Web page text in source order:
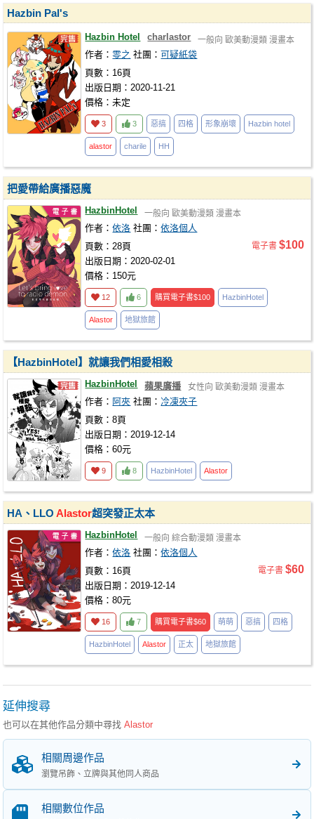
Hazbin Pal's
Hazbin Hotel charlastor 一般向 歐美動漫類 漫畫本
作者：零之 社團：可疑紙袋
頁數：16頁
出版日期：2020-11-21
價格：未定
3 3 惡搞 四格 形象崩壞 Hazbin hotel
alastor charile HH
把愛帶給廣播惡魔
HazbinHotel 一般向 歐美動漫類 漫畫本
作者：依洛 社團：依洛個人
頁數：28頁
出版日期：2020-02-01
價格：150元
電子書 $100
12 6 購買電子書$100 HazbinHotel
Alastor 地獄旅館
【HazbinHotel】就讓我們相愛相殺
HazbinHotel 蘋果廣播 女性向 歐美動漫類 漫畫本
作者： 阿夾 社團： 冷凍夾子
頁數：8頁
出版日期：2019-12-14
價格：60元
9 8 HazbinHotel Alastor
HA、LLOAlastor超突發正太本
HazbinHotel 一般向 綜合動漫類 漫畫本
作者：依洛 社團：依洛個人
頁數：16頁
出版日期：2019-12-14
價格：80元
電子書 $60
16 7 購買電子書$60 萌萌 惡搞 四格
HazbinHotel Alastor 正太 地獄旅館
延伸搜尋
也可以在其他作品分類中尋找Alastor
相關周邊作品
瀏覽吊飾、立牌與其他同人商品
相關數位作品